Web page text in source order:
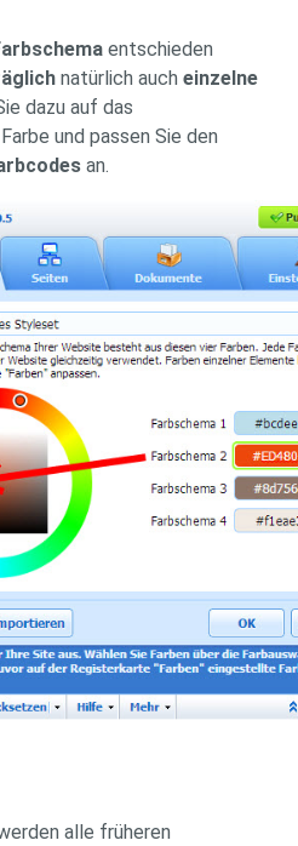
entschieden
natürlich auch einzelne
dazu auf das
und passen Sie den
an.
alle früheren